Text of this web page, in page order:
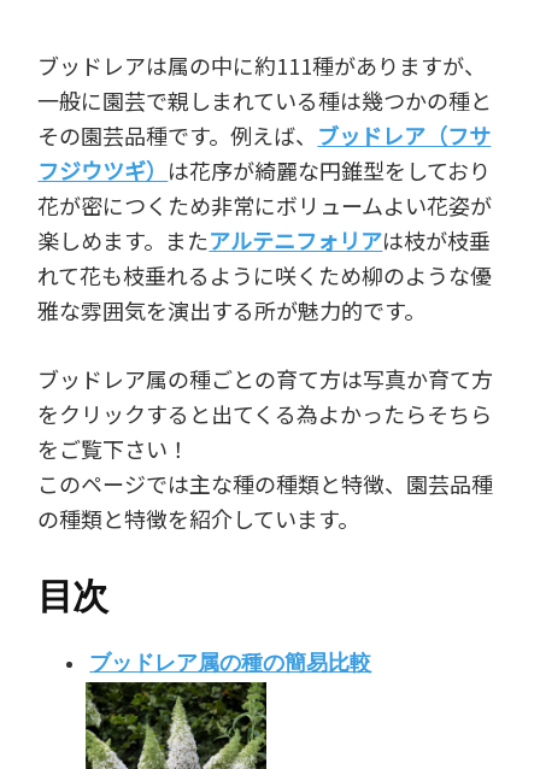
ブッドレアは属の中に約111種がありますが、
一般に園芸で親しまれている種は幾つかの種と
その園芸品種です。例えば、 ブッドレア（フサ
フジウツギ） は花序が綺麗な円錐型をしており
花が密につくため非常にボリュームよい花姿が
楽しめます。またアルテニフォリアは枝が枝垂
れて花も枝垂れるように咲くため柳のような優
雅な雰囲気を演出する所が魅力的です。
ブッドレア属の種ごとの育て方は写真か育て方
をクリックすると出てくる為よかったらそちら
をご覧下さい！
このページでは主な種の種類と特徴、園芸品種
の種類と特徴を紹介しています。
目次
ブッドレア属の種の簡易比較